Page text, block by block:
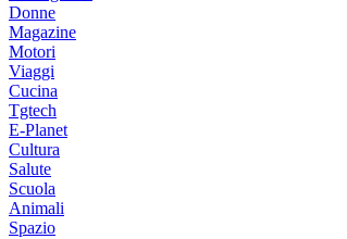
Donne
Magazine
Motori
Viaggi
Cucina
Tgtech
E-Planet
Cultura
Salute
Scuola
Animali
Spazio